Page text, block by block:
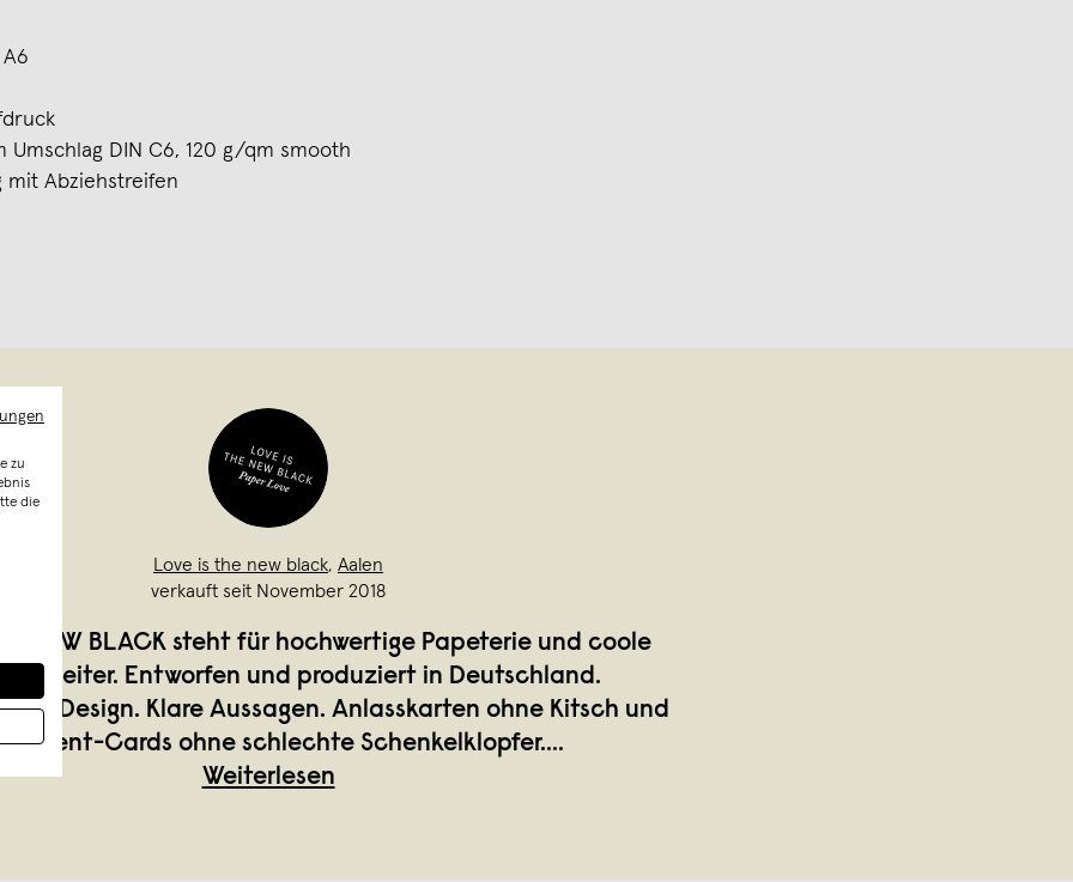
DIN C6, 120 g/qm smooth
mit Abziehstreifen
Love is the new black, Aalen
verkauft seit November 2018
NEW BLACK steht für hochwertige Papeterie und coole
Entworfen und produziert in Deutschland.
Design. Klare Aussagen. Anlasskarten ohne Kitsch und
Cards ohne schlechte Schenkelklopfer....
Weiterlesen
zu
die